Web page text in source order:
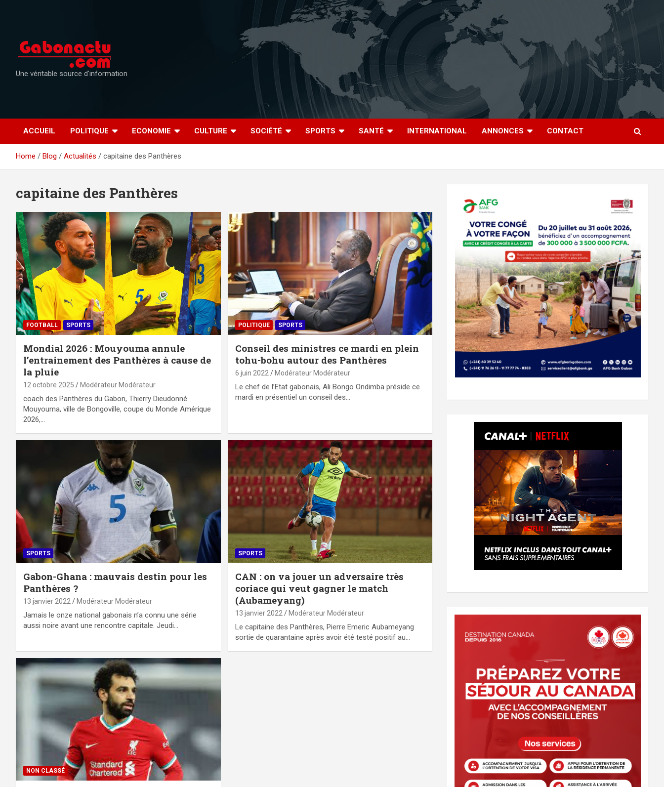
Une véritable source d'information
ACCUEIL POLITIQUE ECONOMIE CULTURE SOCIÉTÉ SPORTS SANTÉ INTERNATIONAL ANNONCES CONTACT
Home Blog Actualités capitaine des Panthères
capitaine des Panthères
FOOTBALL SPORTS
Mondial 2026 : Mouyouma annule
l’entrainement des Panthères à cause de
la pluie
12 octobre 2025 Modérateur Modérateur
coach des Panthères du Gabon, Thierry Dieudonné
Mouyouma, ville de Bongoville, coupe du Monde Amérique
2026,…
POLITIQUE SPORTS
Conseil des ministres ce mardi en plein
tohu-bohu autour des Panthères
6 juin 2022 Modérateur Modérateur
Le chef de l’Etat gabonais, Ali Bongo Ondimba préside ce
mardi en présentiel un conseil des…
SPORTS
Gabon-Ghana : mauvais destin pour les
Panthères ?
13 janvier 2022 Modérateur Modérateur
Jamais le onze national gabonais n’a connu une série
aussi noire avant une rencontre capitale. Jeudi…
SPORTS
CAN : on va jouer un adversaire très
coriace qui veut gagner le match
(Aubameyang)
13 janvier 2022 Modérateur Modérateur
Le capitaine des Panthères, Pierre Emeric Aubameyang
sortie de quarantaine après avoir été testé positif au…
NON CLASSÉ